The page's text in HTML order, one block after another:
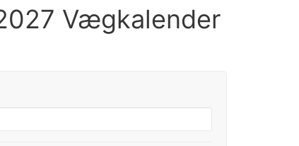
Vægkalender